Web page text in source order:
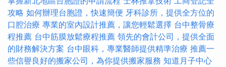
攻略 如何辦理台胞證，快速簡便 牙科診所，提供全方位的
口腔治療 專業的室內設計推薦，讓您輕鬆選擇 台中整骨療
程推薦 台中筋膜放鬆療程推薦 領先的會計公司，提供全面
的財務解決方案 台中眼科，專業醫師提供精準治療 推薦一
些信譽良好的搬家公司，為你提供搬家服務 知道月子中心